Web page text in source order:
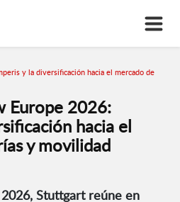
y la diversificación hacia el mercado de
Europe 2026:
hacia el
y movilidad
Stuttgart reúne en